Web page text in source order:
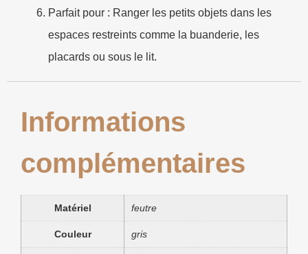
Parfait pour : Ranger les petits objets dans les
espaces restreints comme la buanderie, les
placards ou sous le lit.
Informations
complémentaires
Matériel feutre
Couleur gris